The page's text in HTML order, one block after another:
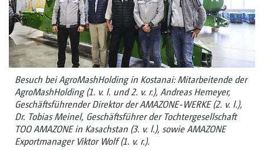
Besuch bei AgroMashHolding in Kostanai: Mitarbeitende der
AgroMashHolding (1. v. l. und 2. v. r.), Andreas Hemeyer,
Geschäftsführender Direktor der AMAZONE-WERKE (2. v. l.),
Dr. Tobias Meinel, Geschäftsführer der Tochtergesellschaft
TOO AMAZONE in Kasachstan (3. v. l.), sowie AMAZONE
Exportmanager Viktor Wolf (1. v. r.).